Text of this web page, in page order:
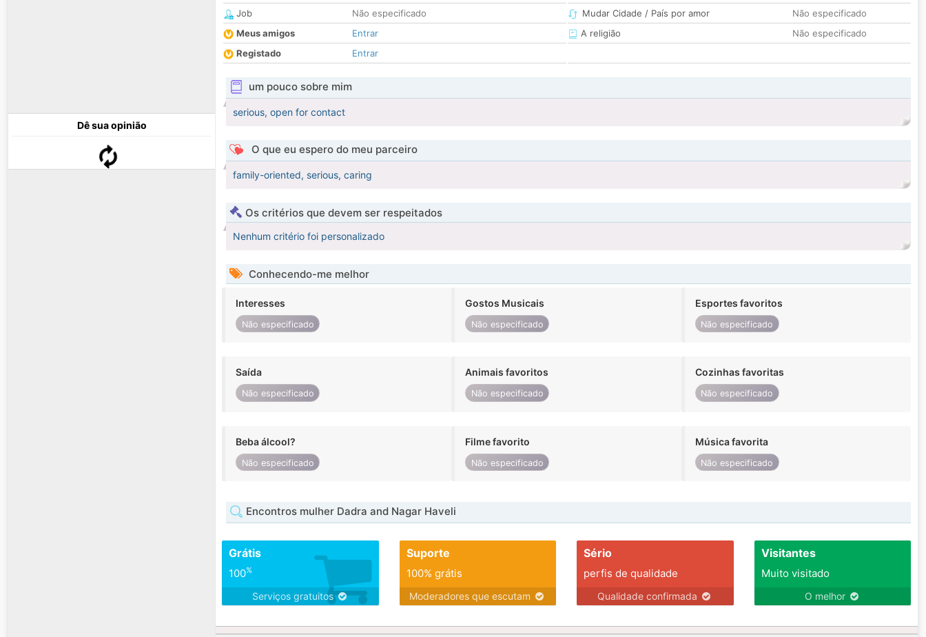
Dê sua opinião
Job
Não especificado
Meus amigos
Entrar
Registado
Entrar
Mudar Cidade / País por amor
Não especificado
A religião
Não especificado
um pouco sobre mim
serious, open for contact
O que eu espero do meu parceiro
family-oriented, serious, caring
Os critérios que devem ser respeitados
Nenhum critério foi personalizado
Conhecendo-me melhor
Interesses
Não especificado
Gostos Musicais
Não especificado
Esportes favoritos
Não especificado
Saída
Não especificado
Animais favoritos
Não especificado
Cozinhas favoritas
Não especificado
Beba álcool?
Não especificado
Filme favorito
Não especificado
Música favorita
Não especificado
Encontros mulher Dadra and Nagar Haveli
Grátis
100%
Serviços gratuitos
Suporte
100% grátis
Moderadores que escutam
Sério
perfis de qualidade
Qualidade confirmada
Visitantes
Muito visitado
O melhor